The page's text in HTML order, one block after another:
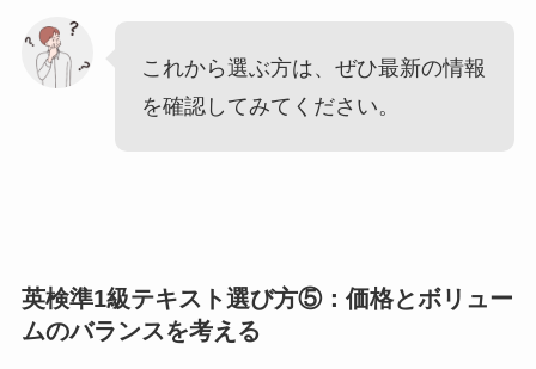
これから選ぶ方は、ぜひ最新の情報
を確認してみてください。
英検準1級テキスト選び方⑤：価格とボリュー
ムのバランスを考える